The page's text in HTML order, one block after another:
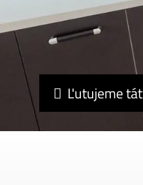
Ľutujeme